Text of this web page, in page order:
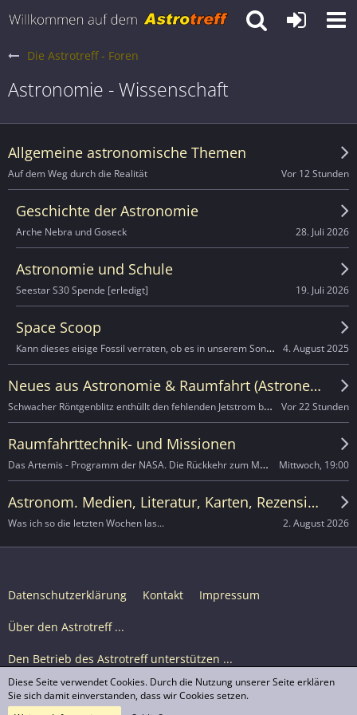
Die Astrotreff - Foren
Astronomie - Wissenschaft
Allgemeine astronomische Themen
Auf dem Weg durch die Realität Vor 12 Stunden
Geschichte der Astronomie
Arche Nebra und Goseck 28. Juli 2026
Astronomie und Schule
Seestar S30 Spende [erledigt] 19. Juli 2026
Space Scoop
Kann dieses eisige Fossil verraten, ob es in unserem Sonnensystem einen neunten Planeten gibt? 4. August 2025
Neues aus Astronomie & Raumfahrt (Astronews)
Schwacher Röntgenblitz enthüllt den fehlenden Jetstrom bei einer Supernova-Explosion Vor 22 Stunden
Raumfahrttechnik- und Missionen
Das Artemis - Programm der NASA. Die Rückkehr zum Mond. Mittwoch, 19:00
Astronom. Medien, Literatur, Karten, Rezensionen
Was ich so die letzten Wochen las... 2. August 2026
Datenschutzerklärung Kontakt Impressum
Über den Astrotreff ...
Den Betrieb des Astrotreff unterstützen ...
Nutzungsbedingungen
Diese Seite verwendet Cookies. Durch die Nutzung unserer Seite erklären
Sie sich damit einverstanden, dass wir Cookies setzen.